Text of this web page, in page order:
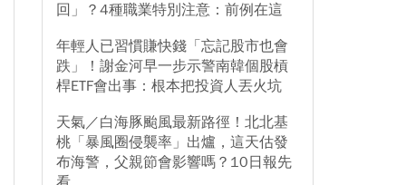
回」？4種職業特別注意：前例在這
年輕人已習慣賺快錢「忘記股市也會
跌」！謝金河早一步示警南韓個股槓
桿ETF會出事：根本把投資人丟火坑
天氣／白海豚颱風最新路徑！北北基
桃「暴風圈侵襲率」出爐，這天估發
布海警，父親節會影響嗎？10日報先